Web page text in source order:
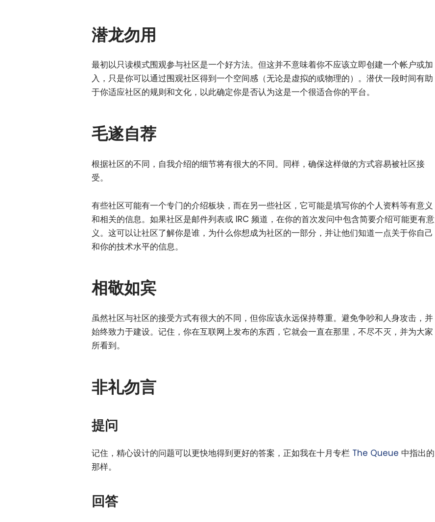
潜龙勿用
最初以只读模式围观参与社区是一个好方法。但这并不意味着你不应该立即创建一个帐户或加
入，只是你可以通过围观社区得到一个空间感（无论是虚拟的或物理的）。潜伏一段时间有助
于你适应社区的规则和文化，以此确定你是否认为这是一个很适合你的平台。
毛遂自荐
根据社区的不同，自我介绍的细节将有很大的不同。同样，确保这样做的方式容易被社区接
受。
有些社区可能有一个专门的介绍板块，而在另一些社区，它可能是填写你的个人资料等有意义
和相关的信息。如果社区是邮件列表或 IRC 频道，在你的首次发问中包含简要介绍可能更有意
义。这可以让社区了解你是谁，为什么你想成为社区的一部分，并让他们知道一点关于你自己
和你的技术水平的信息。
相敬如宾
虽然社区与社区的接受方式有很大的不同，但你应该永远保持尊重。避免争吵和人身攻击，并
始终致力于建设。记住，你在互联网上发布的东西，它就会一直在那里，不尽不灭，并为大家
所看到。
非礼勿言
提问
记住，精心设计的问题可以更快地得到更好的答案，正如我在十月专栏 The Queue 中指出的
那样。
回答